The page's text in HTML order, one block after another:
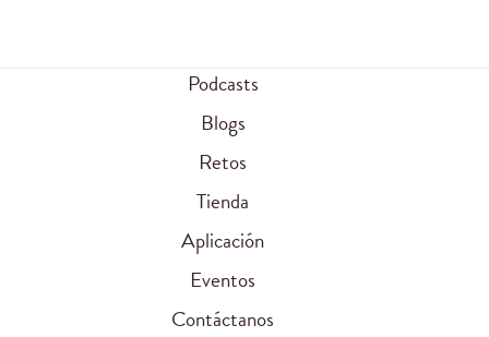
Podcasts
Blogs
Retos
Tienda
Aplicación
Eventos
Contáctanos